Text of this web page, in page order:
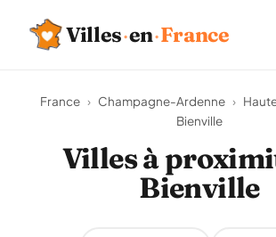
Villes·en·France
France › Champagne-Ardenne ›
Bienville
Villes à
Bienville